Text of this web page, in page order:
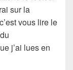
sur la
vous lire le
j’ai lues en